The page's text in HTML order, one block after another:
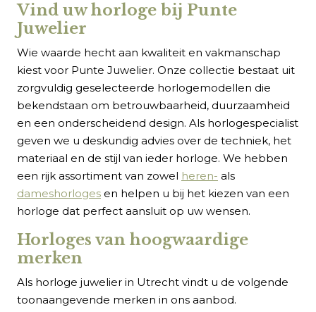
Vind uw horloge bij Punte
Juwelier
Wie waarde hecht aan kwaliteit en vakmanschap
kiest voor Punte Juwelier. Onze collectie bestaat uit
zorgvuldig geselecteerde horlogemodellen die
bekendstaan om betrouwbaarheid, duurzaamheid
en een onderscheidend design. Als horlogespecialist
geven we u deskundig advies over de techniek, het
materiaal en de stijl van ieder horloge. We hebben
een rijk assortiment van zowel heren- als
dameshorloges en helpen u bij het kiezen van een
horloge dat perfect aansluit op uw wensen.
Horloges van hoogwaardige
merken
Als horloge juwelier in Utrecht vindt u de volgende
toonaangevende merken in ons aanbod.